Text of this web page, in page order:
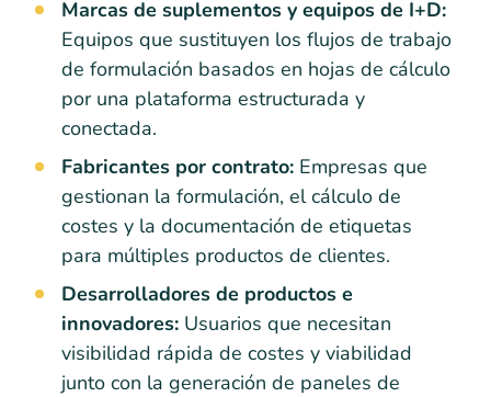
Marcas de suplementos y equipos de I+D:
Equipos que sustituyen los flujos de trabajo
de formulación basados en hojas de cálculo
por una plataforma estructurada y
conectada.
Fabricantes por contrato: Empresas que
gestionan la formulación, el cálculo de
costes y la documentación de etiquetas
para múltiples productos de clientes.
Desarrolladores de productos e
innovadores: Usuarios que necesitan
visibilidad rápida de costes y viabilidad
junto con la generación de paneles de